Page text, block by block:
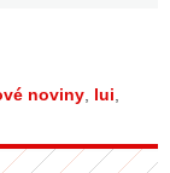
noviny lui